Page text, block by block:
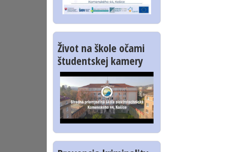
Život na škole očami
študentskej kamery